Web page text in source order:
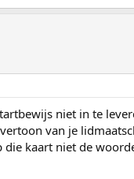
niet in te
van je
die kaart niet de